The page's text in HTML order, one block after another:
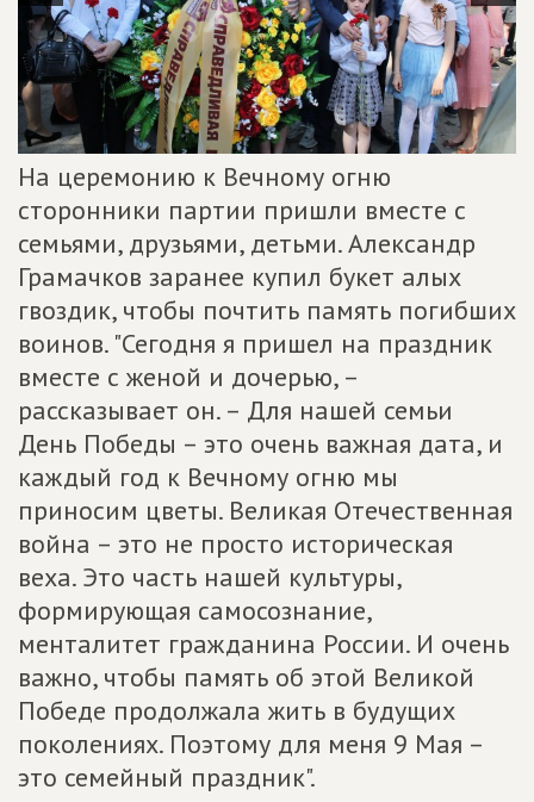
На церемонию к Вечному огню
сторонники партии пришли вместе с
семьями, друзьями, детьми. Александр
Грамачков заранее купил букет алых
гвоздик, чтобы почтить память погибших
воинов. "Сегодня я пришел на праздник
вместе с женой и дочерью, –
рассказывает он. – Для нашей семьи
День Победы – это очень важная дата, и
каждый год к Вечному огню мы
приносим цветы. Великая Отечественная
война – это не просто историческая
веха. Это часть нашей культуры,
формирующая самосознание,
менталитет гражданина России. И очень
важно, чтобы память об этой Великой
Победе продолжала жить в будущих
поколениях. Поэтому для меня 9 Мая –
это семейный праздник".